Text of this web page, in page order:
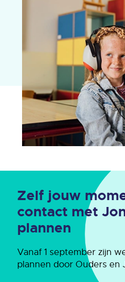
Zelf jouw
contact met
plannen
Vanaf 1 september zijn
plannen door Ouders en